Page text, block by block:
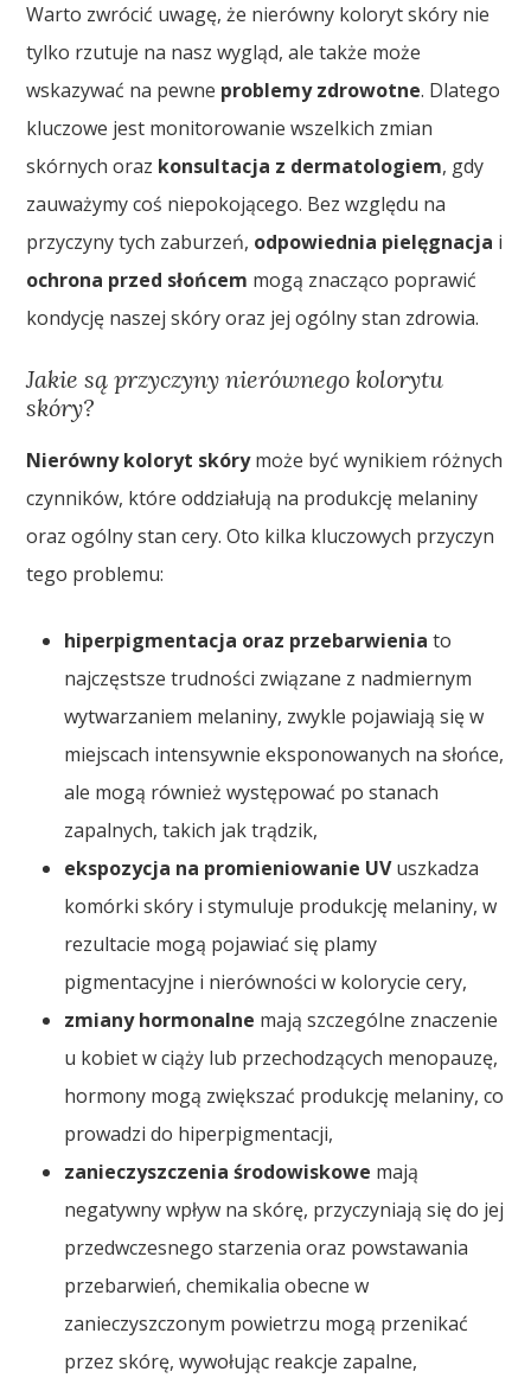
Warto zwrócić uwagę, że nierówny koloryt skóry nie
tylko rzutuje na nasz wygląd, ale także może
wskazywać na pewne problemy zdrowotne. Dlatego
kluczowe jest monitorowanie wszelkich zmian
skórnych oraz konsultacja z dermatologiem, gdy
zauważymy coś niepokojącego. Bez względu na
przyczyny tych zaburzeń, odpowiednia pielęgnacja i
ochrona przed słońcem mogą znacząco poprawić
kondycję naszej skóry oraz jej ogólny stan zdrowia.
Jakie są przyczyny nierównego kolorytu
skóry?
Nierówny koloryt skórymoże być wynikiem różnych
czynników, które oddziałują na produkcję melaniny
oraz ogólny stan cery. Oto kilka kluczowych przyczyn
tego problemu:
hiperpigmentacja oraz przebarwienia to
najczęstsze trudności związane z nadmiernym
wytwarzaniem melaniny, zwykle pojawiają się w
miejscach intensywnie eksponowanych na słońce,
ale mogą również występować po stanach
zapalnych, takich jak trądzik,
ekspozycja na promieniowanie UVuszkadza
komórki skóry i stymuluje produkcję melaniny, w
rezultacie mogą pojawiać się plamy
pigmentacyjne i nierówności w kolorycie cery,
zmiany hormonalne mają szczególne znaczenie
u kobiet w ciąży lub przechodzących menopauzę,
hormony mogą zwiększać produkcję melaniny, co
prowadzi do hiperpigmentacji,
zanieczyszczenia środowiskowe mają
negatywny wpływ na skórę, przyczyniają się do jej
przedwczesnego starzenia oraz powstawania
przebarwień, chemikalia obecne w
zanieczyszczonym powietrzu mogą przenikać
przez skórę, wywołując reakcje zapalne,